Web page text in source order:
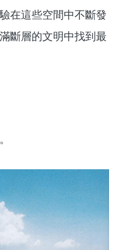
在這些空間中不斷發
斷層的文明中找到最